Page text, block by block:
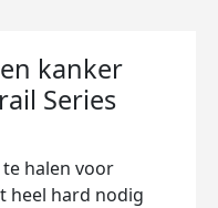
kanker
Series
halen voor
heel hard nodig